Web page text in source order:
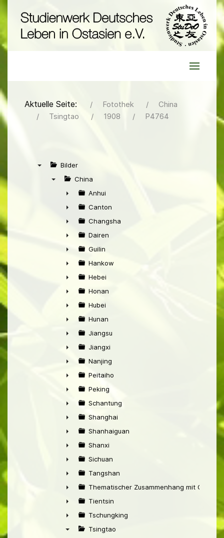
Aktuelle Seite: Fotothek
China
Tsingtao
1908 P4764
Bilder
China
►
Anhui
►
Canton
►
Changsha
►
Dairen
►
Guilin
►
Hankow
►
Hebei
►
Honan
►
Hubei
►
Hunan
►
Jiangsu
►
Jiangxi
►
Nanjing
►
Peitaiho
►
Peking
►
Schantung
►
Shanghai
►
Shanhaiguan
►
Shanxi
►
Sichuan
►
Tangshan
►
Thematischer Zusammenhang mit China
►
Tientsin
►
Tschungking
Tsingtao